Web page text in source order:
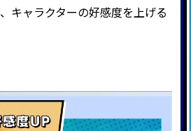
キャラクターの好感度を上げる